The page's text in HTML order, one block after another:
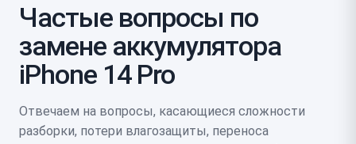
Частые вопросы по
замене аккумулятора
iPhone 14 Pro
Отвечаем на вопросы, касающиеся сложности
разборки, потери влагозащиты, переноса